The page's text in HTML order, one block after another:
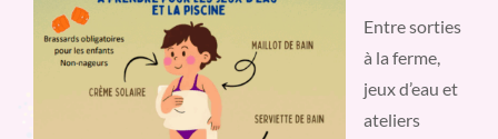
Entre sorties
à la ferme,
jeux d’eau et
ateliers